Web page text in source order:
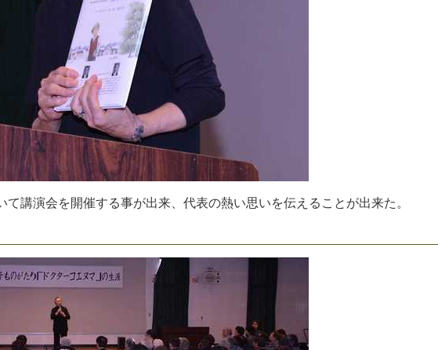
て講演会を開催する事が出来 代表の熱い思いを伝え る こ と が出来た 。